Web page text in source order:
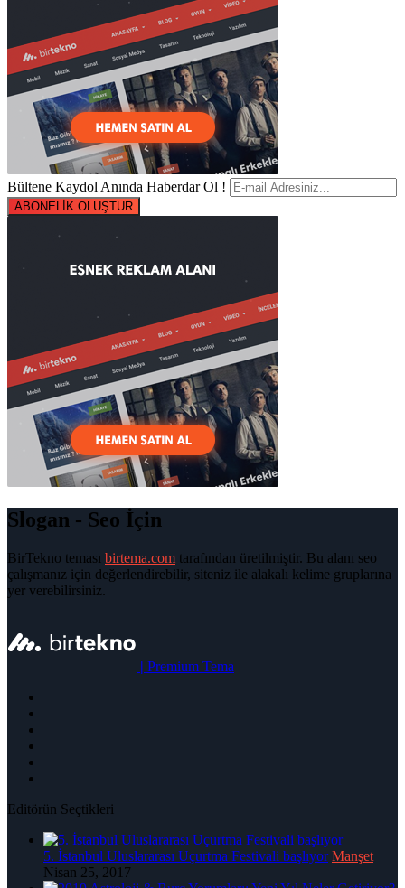
Bültene Kaydol Anında Haberdar Ol !
ABONELİK OLUŞTUR
Slogan - Seo İçin
BirTekno teması birtema.com tarafından üretilmiştir. Bu alanı seo
çalışmanız için değerlendirebilir, siteniz ile alakalı kelime gruplarına
yer verebilirsiniz.
| Premium Tema
Editörün Seçtikleri
5. İstanbul Uluslararası Uçurtma Festivali başlıyor Manşet
Nisan 25, 2017